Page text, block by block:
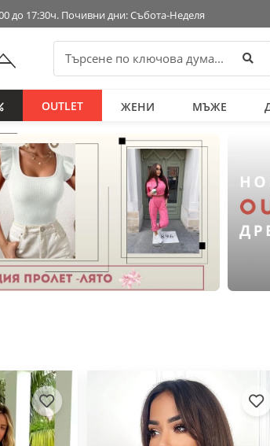
до 17:30ч. Почивни дни: Събота-Неделя
Търси
OUTLET ЖЕНИ МЪЖЕ